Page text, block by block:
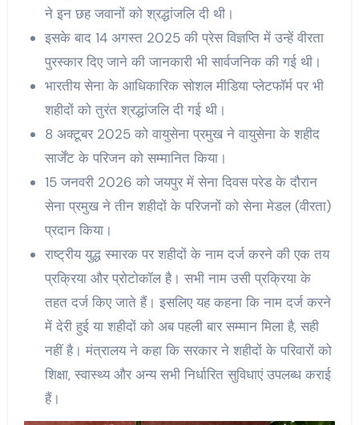
ने इन छह जवानों को श्रद्धांजलि दी थी।
इसके बाद 14 अगस्त 2025 की प्रेस विज्ञप्ति में उन्हें वीरता
पुरस्कार दिए जाने की जानकारी भी सार्वजनिक की गई थी।
भारतीय सेना के आधिकारिक सोशल मीडिया प्लेटफॉर्म पर भी
शहीदों को तुरंत श्रद्धांजलि दी गई थी।
8 अक्टूबर 2025 को वायुसेना प्रमुख ने वायुसेना के शहीद
सार्जेंट के परिजन को सम्मानित किया।
15 जनवरी 2026 को जयपुर में सेना दिवस परेड के दौरान
सेना प्रमुख ने तीन शहीदों के परिजनों को सेना मेडल (वीरता)
प्रदान किया।
राष्ट्रीय युद्ध स्मारक पर शहीदों के नाम दर्ज करने की एक तय
प्रक्रिया और प्रोटोकॉल है। सभी नाम उसी प्रक्रिया के
तहत दर्ज किए जाते हैं। इसलिए यह कहना कि नाम दर्ज करने
में देरी हुई या शहीदों को अब पहली बार सम्मान मिला है, सही
नहीं है। मंत्रालय ने कहा कि सरकार ने शहीदों के परिवारों को
शिक्षा, स्वास्थ्य और अन्य सभी निर्धारित सुविधाएं उपलब्ध कराई
हैं।